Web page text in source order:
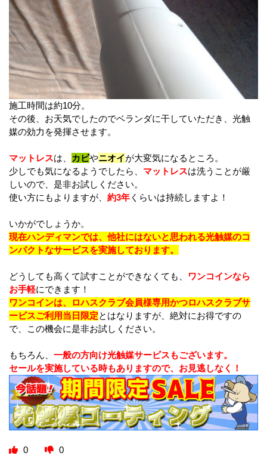
施工時間は約10分。
その後、お天気でしたのでベランダに干していただき、光触
媒の効力を発揮させます。
マットレスは、 カビやニオイが大変気になるところ。
少しでも気になるようでしたら、 マットレスは洗うことが厳
しいので、是非お試しください。
使い方にもよりますが、 約3年 くらいは持続しますよ！
いかがでしょうか。
現在ハンディマンでは、他社にはないと思われる光触媒のコ
ンパクトなサービスを実施しております。
どうしても高くて試すことができなくても、
ワンコインなら
お手軽にできます！
ワンコインは、ロハスクラブ会員様専用かつロハスクラブサ
ービスご利用当日限定とはなりますが、絶対にお得ですの
で、この機会に是非お試しください。
もちろん、 一般の方向け光触媒サービスもございます。
セールを実施している時もありますので、お見逃しなく！
0 0